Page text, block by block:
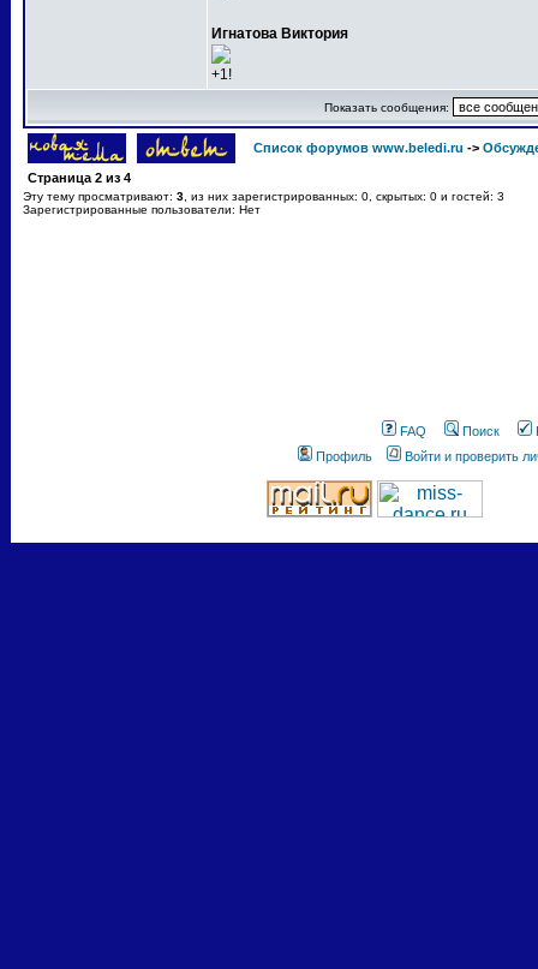
Игнатова Виктория
+1!
Показать сообщения:
Список форумов www.beledi.ru ->
Страница 2 из 4
Эту тему просматривают: 3 , из них зарегистрированных: 0, скрытых: 0 и гостей: 3
Зарегистрированные пользователи: Нет
FAQ Поиск
Профиль
Войти и проверить